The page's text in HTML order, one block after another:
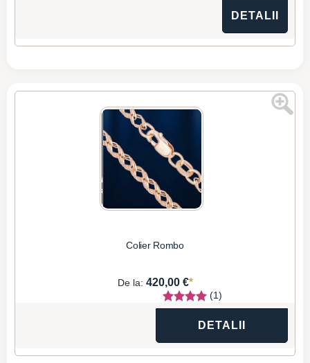
DETALII
Colier Rombo
De la: 420,00 €*
(1)
DETALII